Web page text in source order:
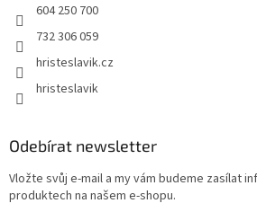
604 250 700
732 306 059
hristeslavik.cz
hristeslavik
Odebírat newsletter
Vložte svůj e-mail a my vám budeme zasílat
produktech na našem e-shopu.